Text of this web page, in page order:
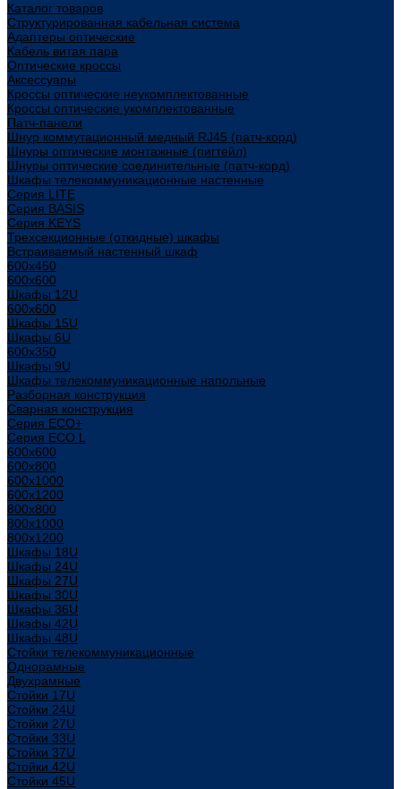
Каталог товаров
Структурированная кабельная система
Адаптеры оптические
Кабель витая пара
Оптические кроссы
Аксессуары
Кроссы оптические неукомплектованные
Кроссы оптические укомплектованные
Патч-панели
Шнур коммутационный медный RJ45 (патч-корд)
Шнуры оптические монтажные (пигтейл)
Шнуры оптические соединительные (патч-корд)
Шкафы телекоммуникационные настенные
Cерия LITE
Cерия BASIS
Cерия KEYS
Трехсекционные (откидные) шкафы
Встраиваемый настенный шкаф
600x450
600x600
Шкафы 12U
600x600
Шкафы 15U
Шкафы 6U
600x350
Шкафы 9U
Шкафы телекоммуникационные напольные
Разборная конструкция
Сварная конструкция
Серия ECO+
Серия ECO L
600x600
600x800
600х1000
600х1200
800x800
800х1000
800х1200
Шкафы 18U
Шкафы 24U
Шкафы 27U
Шкафы 30U
Шкафы 36U
Шкафы 42U
Шкафы 48U
Стойки телекоммуникационные
Однорамные
Двухрамные
Стойки 17U
Стойки 24U
Стойки 27U
Стойки 33U
Стойки 37U
Стойки 42U
Стойки 45U